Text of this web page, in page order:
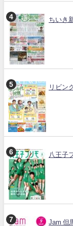
ちいき
リビン
八王子
Jam 但